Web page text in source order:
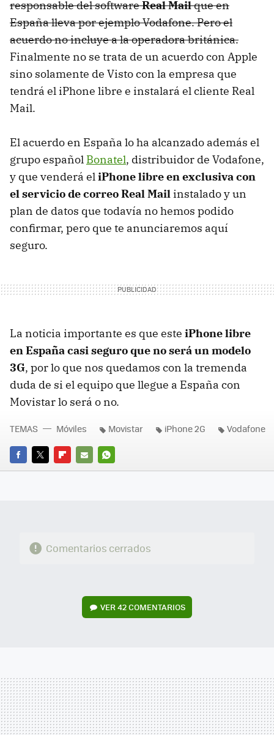
responsable del softwareReal Mailque en
España lleva por ejemplo Vodafone. Pero el
acuerdo no incluye a la operadora británica.
Finalmente no se trata de un acuerdo con Apple
sino solamente de Visto con la empresa que
tendrá el iPhone libre e instalará el cliente Real
Mail.
El acuerdo en España lo ha alcanzado además el
grupo español Bonatel, distribuidor de Vodafone,
y que venderá eliPhone libre en exclusiva con
el servicio de correo Real Mail instalado y un
plan de datos que todavía no hemos podido
confirmar, pero que te anunciaremos aquí
seguro.
La noticia importante es que este iPhone libre
en España casi seguro que no será un modelo
3G, por lo que nos quedamos con la tremenda
duda de si el equipo que llegue a España con
Movistar lo será o no.
FACEBOOK
TWITTERFLIPBOARD
E-
WHATSAPP
TEMAS Móviles Movistar iPhone 2G Vodafone
Comentarios cerrados
VER42 COMENTARIOS